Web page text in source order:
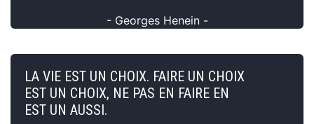
- Georges Henein -
LA VIE EST UN CHOIX. FAIRE UN CHOIX
EST UN CHOIX, NE PAS EN FAIRE EN
EST UN AUSSI.